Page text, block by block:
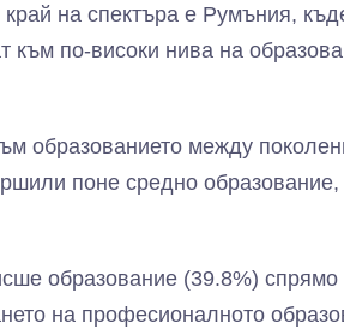
на спектъра е Румъния,
към по-високи нива на
образованието между
поне средно
образование (39.8%) спрямо
на професионалното